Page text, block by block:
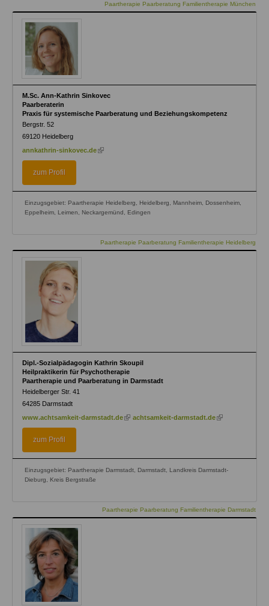
Paartherapie Paarberatung Familientherapie München
M.Sc. Ann-Kathrin Sinkovec
Paarberaterin
Praxis für systemische Paarberatung und Beziehungskompetenz
Bergstr. 52
69120 Heidelberg
annkathrin-sinkovec.de(link
zum Profil
Einzugsgebiet: Paartherapie Heidelberg, Heidelberg, Mannheim, Dossenheim,
Eppelheim, Leimen, Neckargemünd, Edingen
Paartherapie Paarberatung Familientherapie Heidelberg
Dipl.-Sozialpädagogin Kathrin Skoupil
Heilpraktikerin für Psychotherapie
Paartherapie und Paarberatung in Darmstadt
Heidelberger Str. 41
64285 Darmstadt
www.achtsamkeit-darmstadt.de (linkachtsamkeit-darmstadt.de (link
zum Profil
Einzugsgebiet: Paartherapie Darmstadt, Darmstadt, Landkreis Darmstadt-
Dieburg, Kreis Bergstraße
Paartherapie Paarberatung Familientherapie Darmstadt